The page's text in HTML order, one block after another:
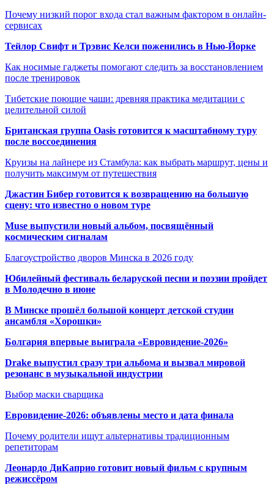
Почему низкий порог входа стал важным фактором в онлайн-
сервисах
Тейлор Свифт и Трэвис Келси поженились в Нью-Йорке
Как носимые гаджеты помогают следить за восстановлением
после тренировок
Тибетские поющие чаши: древняя практика медитации с
целительной силой
Британская группа Oasis готовится к масштабному туру
после воссоединения
Круизы на лайнере из Стамбула: как выбрать маршрут, цены и
получить максимум от путешествия
Джастин Бибер готовится к возвращению на большую
сцену: что известно о новом туре
Muse выпустили новый альбом, посвящённый
космическим сигналам
Благоустройство дворов Минска в 2026 году
Юбилейный фестиваль беларуской песни и поэзии пройдет
в Молодечно в июне
В Минске прошёл большой концерт детской студии
ансамбля «Хорошки»
Болгария впервые выиграла «Евровидение-2026»
Drake выпустил сразу три альбома и вызвал мировой
резонанс в музыкальной индустрии
Выбор маски сварщика
Евровидение-2026: объявлены место и дата финала
Почему родители ищут альтернативы традиционным
репетиторам
Леонардо ДиКаприо готовит новый фильм с крупным
режиссёром